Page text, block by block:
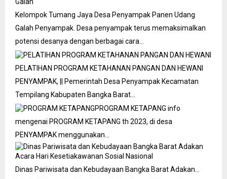
Kelompok Tumang Jaya Desa Penyampak Panen Udang
Galah Penyampak. Desa penyampak terus memaksimalkan
potensi desanya dengan berbagai cara…
PELATIHAN PROGRAM KETAHANAN PANGAN DAN HEWANI
PENYAMPAK, || Pemerintah Desa Penyampak Kecamatan
Tempilang Kabupaten Bangka Barat…
PROGRAM KETAPANG info
mengenai PROGRAM KETAPANG th 2023, di desa
PENYAMPAK menggunakan…
Dinas Pariwisata dan Kebudayaan Bangka Barat Adakan…